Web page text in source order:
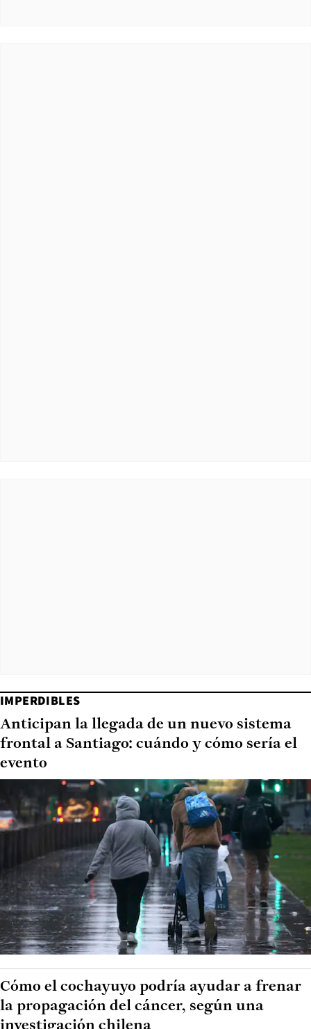
IMPERDIBLES
Anticipan la llegada de un nuevo sistema
frontal a Santiago: cuándo y cómo sería el
evento
Cómo el cochayuyo podría ayudar a frenar
la propagación del cáncer, según una
investigación chilena